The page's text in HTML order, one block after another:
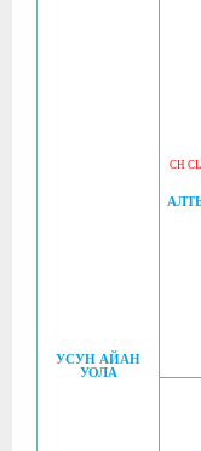
УСУН АЙАН
УОЛА
CH